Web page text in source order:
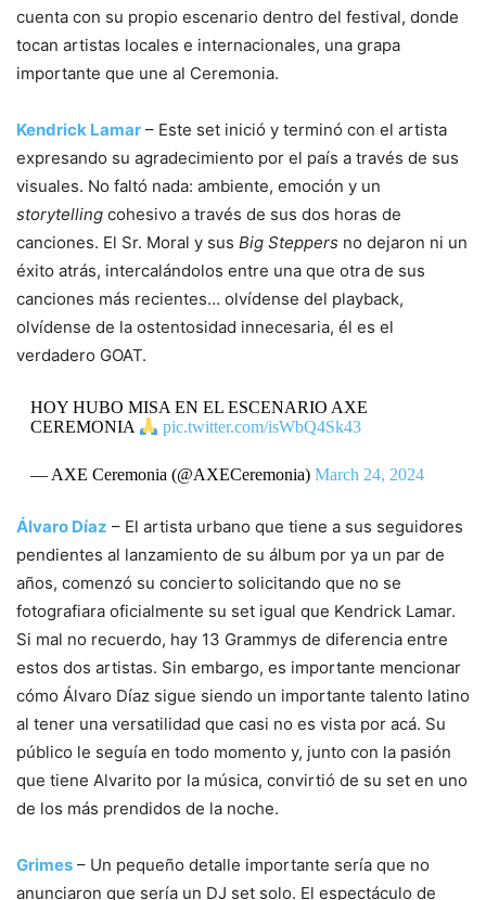
cuenta con su propio escenario dentro del festival, donde
tocan artistas locales e internacionales, una grapa
importante que une al Ceremonia.
Kendrick Lamar – Este set inició y terminó con el artista
expresando su agradecimiento por el país a través de sus
visuales. No faltó nada: ambiente, emoción y un
storytelling cohesivo a través de sus dos horas de
canciones. El Sr. Moral y sus Big Steppers no dejaron ni un
éxito atrás, intercalándolos entre una que otra de sus
canciones más recientes… olvídense del playback,
olvídense de la ostentosidad innecesaria, él es el
verdadero GOAT.
HOY HUBO MISA EN EL ESCENARIO AXE
CEREMONIA
pic.twitter.com/isWbQ4Sk43
— AXE Ceremonia (@AXECeremonia) March 24, 2024
Álvaro Díaz – El artista urbano que tiene a sus seguidores
pendientes al lanzamiento de su álbum por ya un par de
años, comenzó su concierto solicitando que no se
fotografiara oficialmente su set igual que Kendrick Lamar.
Si mal no recuerdo, hay 13 Grammys de diferencia entre
estos dos artistas. Sin embargo, es importante mencionar
cómo Álvaro Díaz sigue siendo un importante talento latino
al tener una versatilidad que casi no es vista por acá. Su
público le seguía en todo momento y, junto con la pasión
que tiene Alvarito por la música, convirtió de su set en uno
de los más prendidos de la noche.
Grimes – Un pequeño detalle importante sería que no
anunciaron que sería un DJ set solo. El espectáculo de